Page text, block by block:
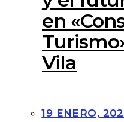
en
Vila
19 ENERO,